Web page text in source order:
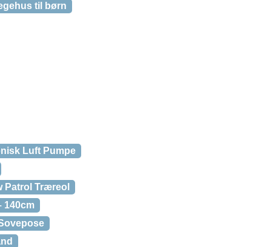
til børn
Luft Pumpe
Patrol Træreol
140cm